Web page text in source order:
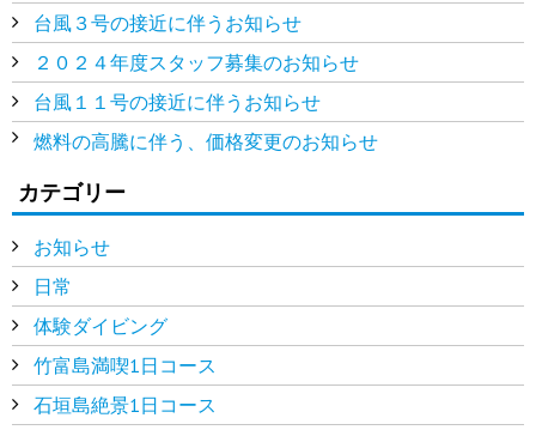
台風３号の接近に伴うお知らせ
２０２４年度スタッフ募集のお知らせ
台風１１号の接近に伴うお知らせ
燃料の高騰に伴う、価格変更のお知らせ
カテゴリー
お知らせ
日常
体験ダイビング
竹富島満喫1日コース
石垣島絶景1日コース